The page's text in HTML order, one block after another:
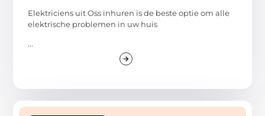
Elektriciens uit Oss inhuren is de beste optie om alle
elektrische problemen in uw huis
...